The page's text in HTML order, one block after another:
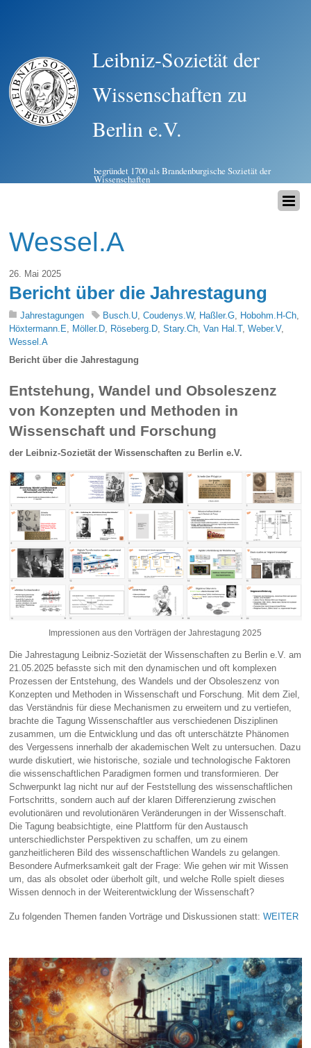
Leibniz-Sozietät der
Wissenschaften zu
Berlin e.V.
begründet 1700 als Brandenburgische Sozietät der
Wissenschaften
Wessel.A
26. Mai 2025
Bericht über die Jahrestagung
Jahrestagungen Busch.U,Coudenys.W, Haßler.G, Hobohm.H-Ch,
Höxtermann.E, Möller.D, Röseberg.D,Stary.Ch,Van Hal.T,Weber.V,
Wessel.A
Bericht über die Jahrestagung
Entstehung, Wandel und Obsoleszenz
von Konzepten und Methoden in
Wissenschaft und Forschung
der Leibniz-Sozietät der Wissenschaften zu Berlin e.V.
Impressionen aus den Vorträgen der Jahrestagung 2025
Die Jahrestagung Leibniz-Sozietät der Wissenschaften zu Berlin e.V. am
21.05.2025 befasste sich mit den dynamischen und oft komplexen
Prozessen der Entstehung, des Wandels und der Obsoleszenz von
Konzepten und Methoden in Wissenschaft und Forschung. Mit dem Ziel,
das Verständnis für diese Mechanismen zu erweitern und zu vertiefen,
brachte die Tagung Wissenschaftler aus verschiedenen Disziplinen
zusammen, um die Entwicklung und das oft unterschätzte Phänomen
des Vergessens innerhalb der akademischen Welt zu untersuchen. Dazu
wurde diskutiert, wie historische, soziale und technologische Faktoren
die wissenschaftlichen Paradigmen formen und transformieren. Der
Schwerpunkt lag nicht nur auf der Feststellung des wissenschaftlichen
Fortschritts, sondern auch auf der klaren Differenzierung zwischen
evolutionären und revolutionären Veränderungen in der Wissenschaft.
Die Tagung beabsichtigte, eine Plattform für den Austausch
unterschiedlichster Perspektiven zu schaffen, um zu einem
ganzheitlicheren Bild des wissenschaftlichen Wandels zu gelangen.
Besondere Aufmerksamkeit galt der Frage: Wie gehen wir mit Wissen
um, das als obsolet oder überholt gilt, und welche Rolle spielt dieses
Wissen dennoch in der Weiterentwicklung der Wissenschaft?
Zu folgenden Themen fanden Vorträge und Diskussionen statt:WEITER